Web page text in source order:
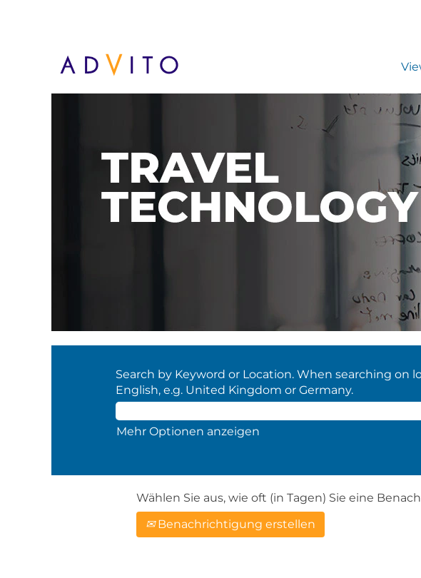
Search by Keyword or Location. When searching on
English, e.g. United Kingdom or Germany.
Mehr Optionen anzeigen
Wählen Sie aus, wie oft (in Tagen) Sie eine
Benachrichtigung erstellen